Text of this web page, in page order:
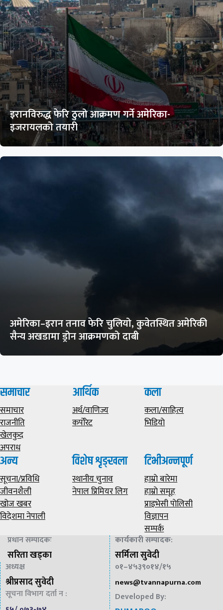
इरानविरुद्ध फेरि ठुलो आक्रमण गर्ने अमेरिका-
इजरायलको तयारी
अमेरिका–इरान तनाव फेरि चुलियो, कुवेतस्थित अमेरिकी
सैन्य अखडामा ड्रोन आक्रमणको दाबी
समाचार
समाचार
राजनीति
खेलकुद
अपराध
आर्थिक
अर्थ/वाणिज्य
कर्पोरेट
कला
कला/साहित्य
भिडियाे
अन्य
सूचना/प्रविधि
जीवनशैली
खोज खबर
विदेशमा नेपाली
विशेष शृङ्खला
स्थानीय चुनाव
नेपाल प्रिमियर लिग
टिभीअन्नपूर्ण
हाम्राे बारेमा
हाम्राे समूह
प्राइभेसी पाेलिसी
विज्ञापन
सम्पर्क
प्रधान सम्पादकः
सरिता खड्का
कार्यकारी सम्पादक:
सर्मिला सुवेदी
अध्यक्ष
श्रीप्रसाद सुवेदी
०१–४५३९०१४/१५
news@tvannapurna.com
सूचना विभाग दर्ता न :
Developed By: